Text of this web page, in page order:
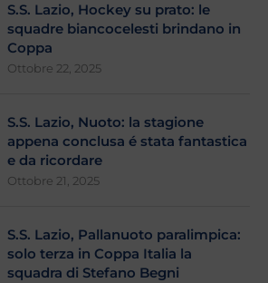
S.S. Lazio, Hockey su prato: le
squadre biancocelesti brindano in
Coppa
Ottobre 22, 2025
S.S. Lazio, Nuoto: la stagione
appena conclusa é stata fantastica
e da ricordare
Ottobre 21, 2025
S.S. Lazio, Pallanuoto paralimpica:
solo terza in Coppa Italia la
squadra di Stefano Begni